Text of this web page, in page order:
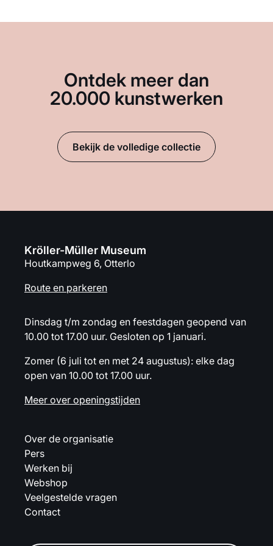
Ontdek meer dan
20.000 kunstwerken
Bekijk de volledige collectie
Kröller-Müller Museum
Houtkampweg 6, Otterlo
Route en parkeren
Dinsdag t/m zondag en feestdagen geopend van
10.00 tot 17.00 uur. Gesloten op 1 januari.
Zomer (6 juli tot en met 24 augustus): elke dag
open van 10.00 tot 17.00 uur.
Meer over openingstijden
Over de organisatie
Pers
Werken bij
Webshop
Veelgestelde vragen
Contact